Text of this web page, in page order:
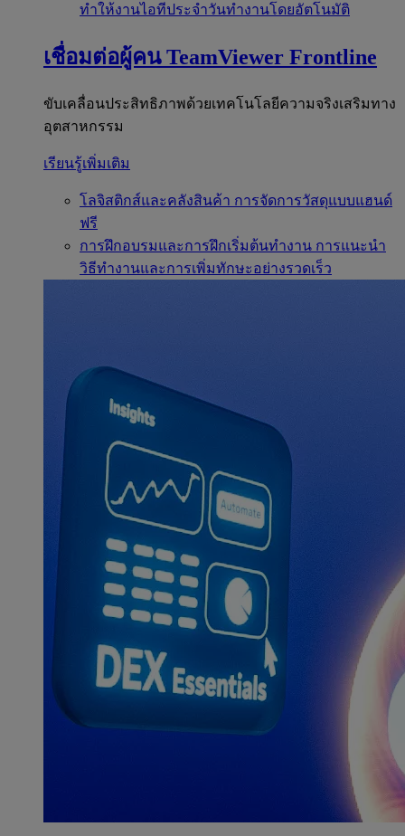
ทำให้งานไอทีประจำวันทำงานโดยอัตโนมัติ
เชื่อมต่อผู้คน TeamViewer Frontline
ขับเคลื่อนประสิทธิภาพด้วยเทคโนโลยีความจริงเสริมทาง
อุตสาหกรรม
เรียนรู้เพิ่มเติม
โลจิสติกส์และคลังสินค้า การจัดการวัสดุแบบแฮนด์
ฟรี
การฝึกอบรมและการฝึกเริ่มต้นทำงาน การแนะนำ
วิธีทำงานและการเพิ่มทักษะอย่างรวดเร็ว